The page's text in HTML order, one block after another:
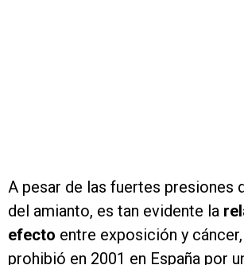
A pesar de las fuertes presiones
del amianto, es tan evidente la
efecto entre exposición y
prohibió en 2001 en España por